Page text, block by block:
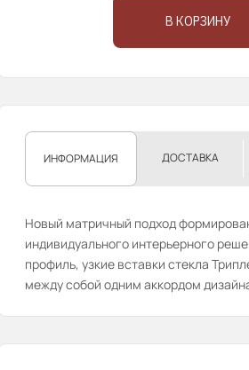
В КОРЗИНУ
ИНФОРМАЦИЯ ДОСТАВКА
Новый матричный подход
индивидуального интерьерного
профиль, узкие вставки стекла
между собой одним аккордом